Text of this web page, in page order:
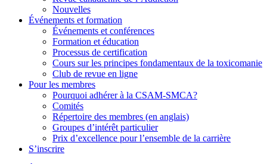
Nouvelles
Événements et formation
Événements et conférences
Formation et éducation
Processus de certification
Cours sur les principes fondamentaux de la toxicomanie
Club de revue en ligne
Pour les membres
Pourquoi adhérer à la CSAM-SMCA?
Comités
Répertoire des membres (en anglais)
Groupes d’intérêt particulier
Prix d’excellence pour l’ensemble de la carrière
S’inscrire